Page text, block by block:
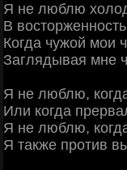
Я не люблю
В
Когда чужой мои
Заглядывая мне
Я не люблю,
Или когда
Я не люблю,
Я также против